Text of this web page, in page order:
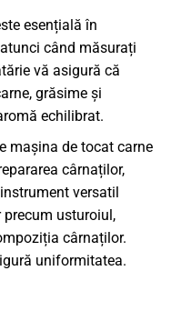
esențială în
când măsurați
vă asigură că
grăsime și
echilibrat.
mașina de tocat carne
cârnaților,
versatil
precum usturoiul,
cârnaților.
uniformitatea.